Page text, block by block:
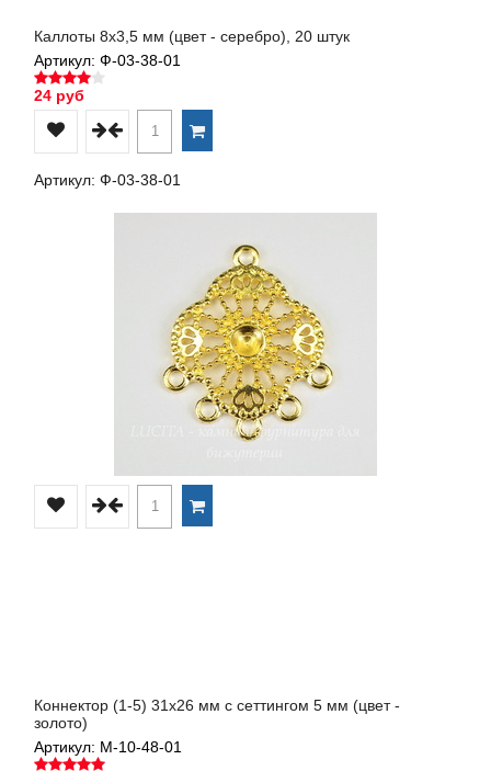
Каллоты 8х3,5 мм (цвет - серебро), 20 штук
Артикул: Ф-03-38-01
24 руб
Артикул: Ф-03-38-01
Коннектор (1-5) 31х26 мм с сеттингом 5 мм (цвет -
золото)
Артикул: М-10-48-01